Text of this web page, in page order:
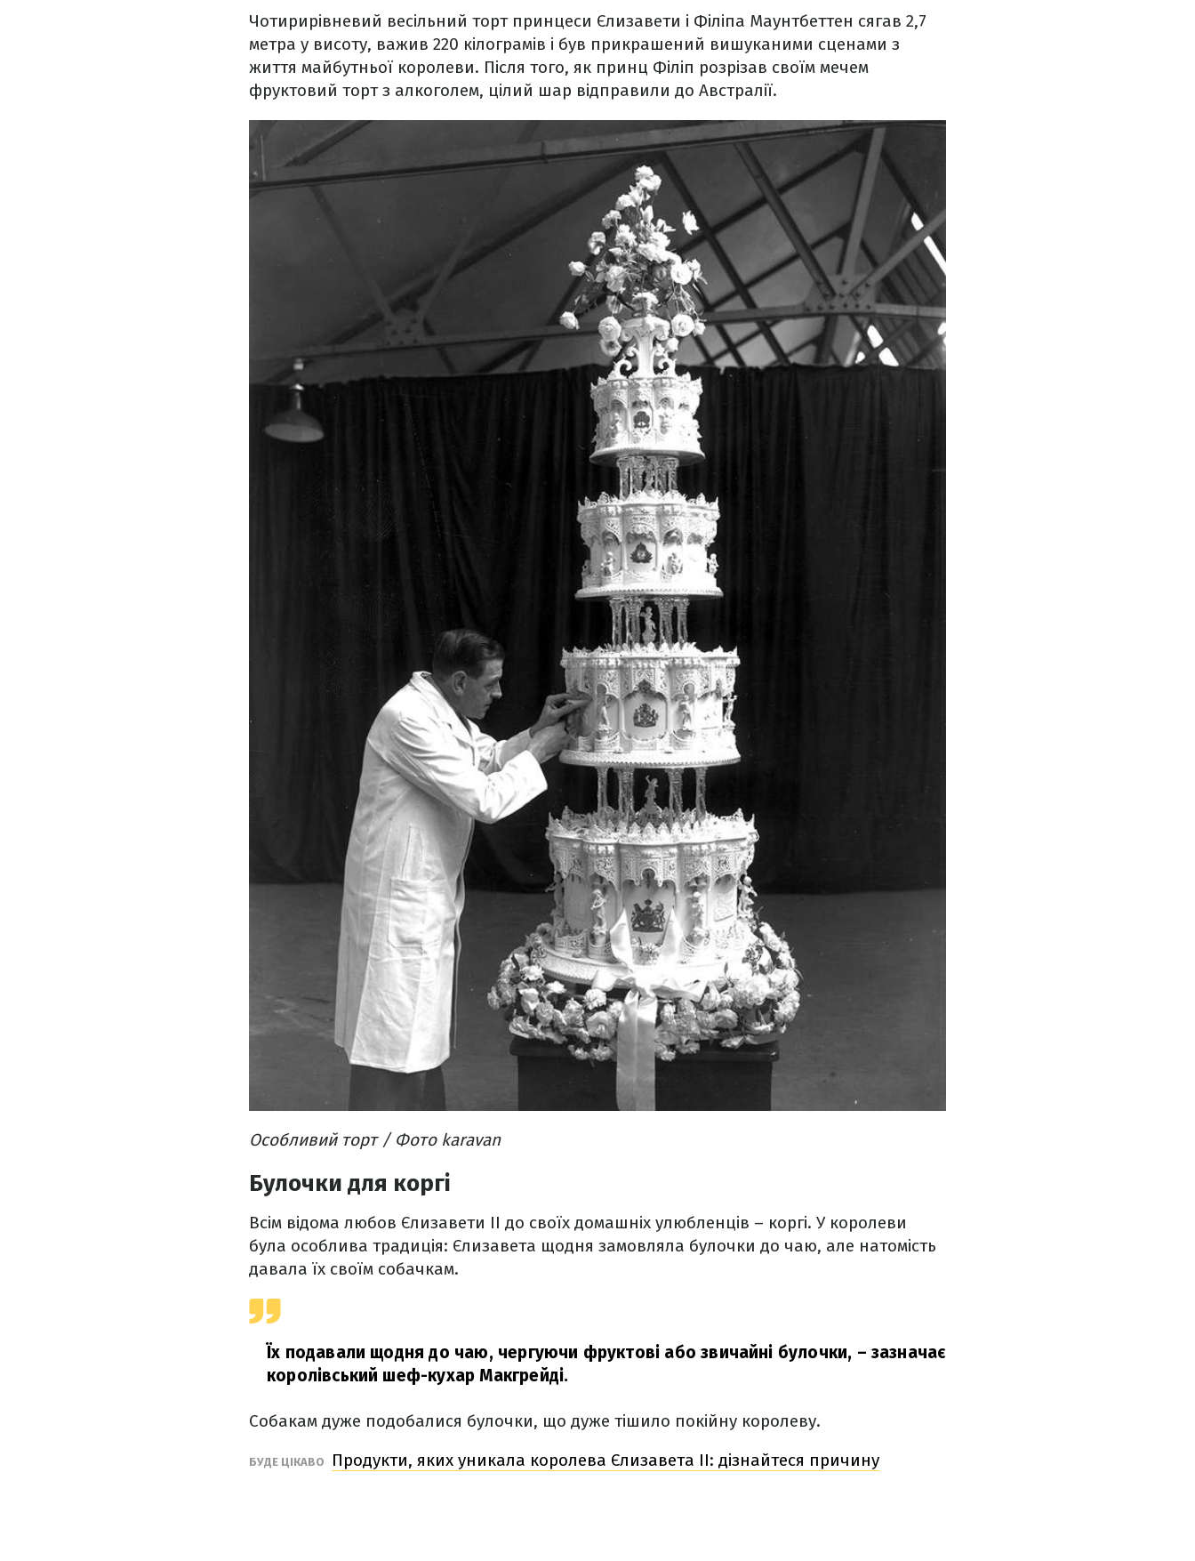
Чотирирівневий весільний торт принцеси Єлизавети і Філіпа Маунтбеттен сягав 2,7
метра у висоту, важив 220 кілограмів і був прикрашений вишуканими сценами з
життя майбутньої королеви. Після того, як принц Філіп розрізав своїм мечем
фруктовий торт з алкоголем, цілий шар відправили до Австралії.
Особливий торт / Фото karavan
Булочки для коргі
Всім відома любов Єлизавети ІІ до своїх домашніх улюбленців – коргі. У королеви
була особлива традиція: Єлизавета щодня замовляла булочки до чаю, але натомість
давала їх своїм собачкам.
Їх подавали щодня до чаю, чергуючи фруктові або звичайні булочки, – зазначає
королівський шеф-кухар Макгрейді.
Собакам дуже подобалися булочки, що дуже тішило покійну королеву.
БУДЕ ЦІКАВО Продукти, яких уникала королева Єлизавета II: дізнайтеся причину